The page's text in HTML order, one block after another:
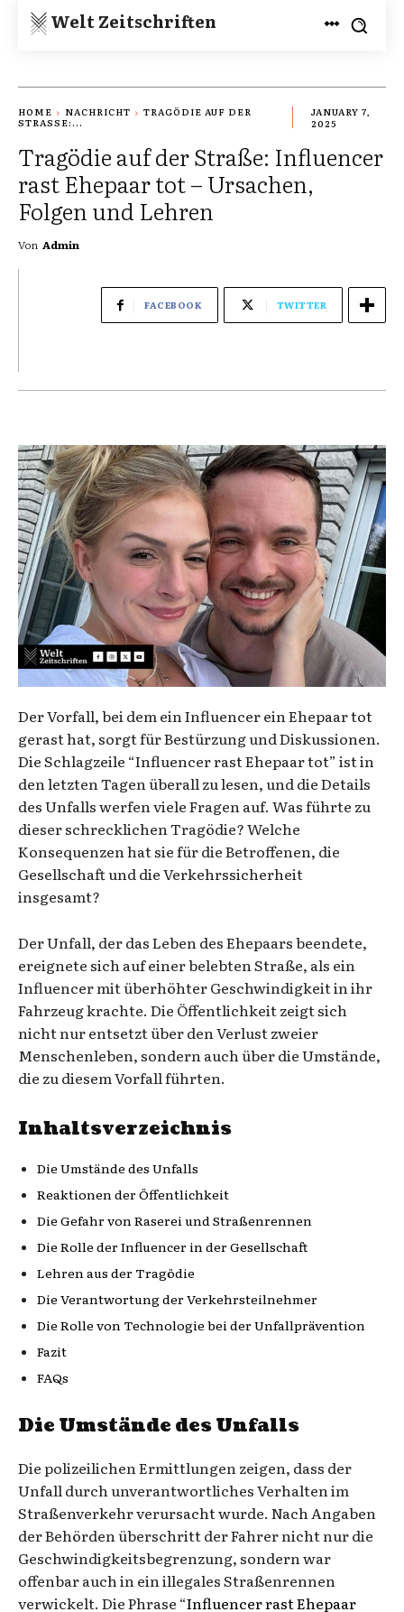
Welt Zeitschriften
HOME NACHRICHT
TRAGÖDIE AUF DER
STRASSE:...
JANUARY 7,
2025
Tragödie auf der Straße: Influencer
rast Ehepaar tot – Ursachen,
Folgen und Lehren
Von Admin
FACEBOOK TWITTER
Der Vorfall, bei dem ein Influencer ein Ehepaar tot
gerast hat, sorgt für Bestürzung und Diskussionen.
Die Schlagzeile “Influencer rast Ehepaar tot” ist in
den letzten Tagen überall zu lesen, und die Details
des Unfalls werfen viele Fragen auf. Was führte zu
dieser schrecklichen Tragödie? Welche
Konsequenzen hat sie für die Betroffenen, die
Gesellschaft und die Verkehrssicherheit
insgesamt?
Der Unfall, der das Leben des Ehepaars beendete,
ereignete sich auf einer belebten Straße, als ein
Influencer mit überhöhter Geschwindigkeit in ihr
Fahrzeug krachte. Die Öffentlichkeit zeigt sich
nicht nur entsetzt über den Verlust zweier
Menschenleben, sondern auch über die Umstände,
die zu diesem Vorfall führten.
Inhaltsverzeichnis
Die Umstände des Unfalls
Reaktionen der Öffentlichkeit
Die Gefahr von Raserei und Straßenrennen
Die Rolle der Influencer in der Gesellschaft
Lehren aus der Tragödie
Die Verantwortung der Verkehrsteilnehmer
Die Rolle von Technologie bei der Unfallprävention
Fazit
FAQs
Die Umstände des Unfalls
Die polizeilichen Ermittlungen zeigen, dass der
Unfall durch unverantwortliches Verhalten im
Straßenverkehr verursacht wurde. Nach Angaben
der Behörden überschritt der Fahrer nicht nur die
Geschwindigkeitsbegrenzung, sondern war
offenbar auch in ein illegales Straßenrennen
verwickelt. Die Phrase “Influencer rast Ehepaar